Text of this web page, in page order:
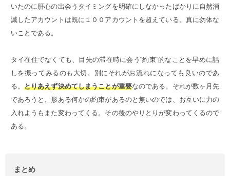
いたのに肝心の出会うタイミングを明確にしなかったばかりに自然消
滅したアカウントは既に１００アカウントを超えている。真に勿体な
いことである。
タイ在住でなくても、目先の滞在時に会う“約束”的なことを早めに話
しを振ってみるのも大切。別にそれがお流れになっても良いのであ
る。 とりあえず決めてしまうことが重要なのである。それが数ヶ月先
であろうと、形ある何かの約束があるのと無いのでは、お互いに力の
入れようもまた変わってくる。その後のやりとりが変わってくるので
ある。
まとめ